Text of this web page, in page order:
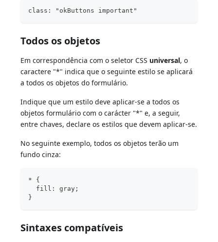
class: "okButtons important"
Todos os objetos
Em correspondência com o seletor CSS universal, o
caractere "*" indica que o seguinte estilo se aplicará
a todos os objetos do formulário.
Indique que um estilo deve aplicar-se a todos os
objetos formulário com o carácter "*" e, a seguir,
entre chaves, declare os estilos que devem aplicar-se.
No seguinte exemplo, todos os objetos terão um
fundo cinza:
* {
  fill: gray;
}
Sintaxes compatíveis